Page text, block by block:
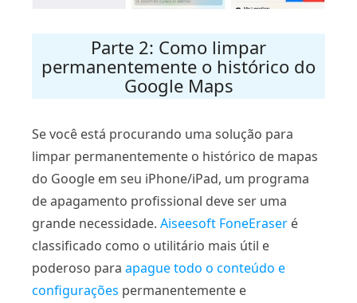
Parte 2: Como limpar
permanentemente o histórico do
Google Maps
Se você está procurando uma solução para
limpar permanentemente o histórico de mapas
do Google em seu iPhone/iPad, um programa
de apagamento profissional deve ser uma
grande necessidade. Aiseesoft FoneEraser é
classificado como o utilitário mais útil e
poderoso para apague todo o conteúdo e
configurações permanentemente e